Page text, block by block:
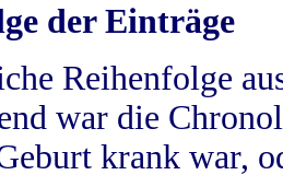
der Einträge
Reihenfolge
war die
krank war,